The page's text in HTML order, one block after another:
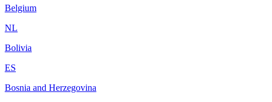
Belgium
NL
Bolivia
ES
Bosnia and Herzegovina